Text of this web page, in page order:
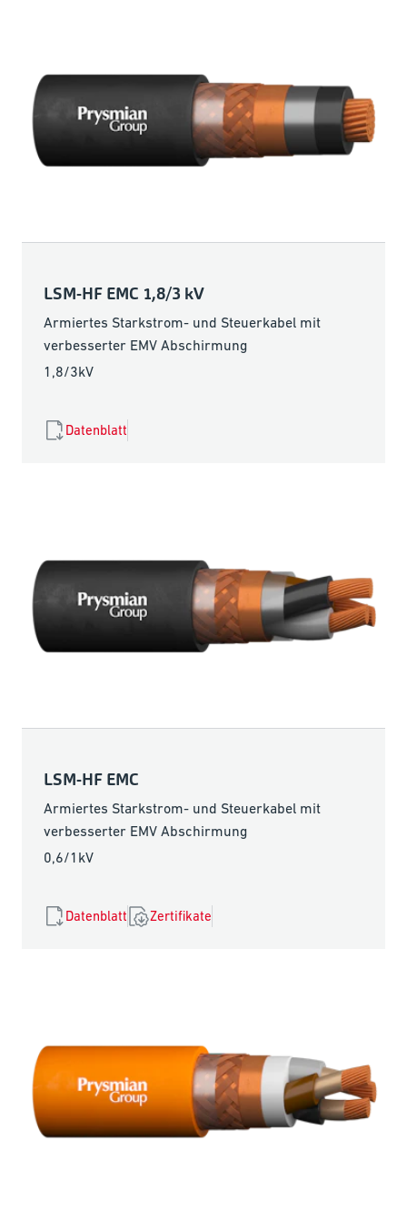
LSM-HF EMC 1,8/3 kV
Armiertes Starkstrom- und Steuerkabel mit
verbesserter EMV Abschirmung
1,8/3kV
Datenblatt
LSM-HF EMC
Armiertes Starkstrom- und Steuerkabel mit
verbesserter EMV Abschirmung
0,6/1kV
Datenblatt Zertifikate